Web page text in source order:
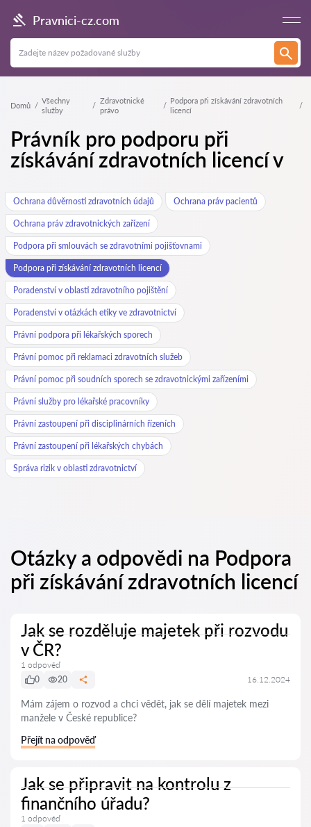
Pravnici-cz.com
Domů
Všechny
služby
Zdravotnické
právo
Podpora při získávání zdravotních
licencí
Právník pro podporu při
získávání zdravotních licencí v
Ochrana důvěrnosti zdravotních údajů Ochrana práv pacientů
Ochrana práv zdravotnických zařízení
Podpora při smlouvách se zdravotními pojišťovnami
Podpora při získávání zdravotních licencí
Poradenství v oblasti zdravotního pojištění
Poradenství v otázkách etiky ve zdravotnictví
Právní podpora při lékařských sporech
Právní pomoc při reklamaci zdravotních služeb
Právní pomoc při soudních sporech se zdravotnickými zařízeními
Právní služby pro lékařské pracovníky
Právní zastoupení při disciplinárních řízeních
Právní zastoupení při lékařských chybách
Správa rizik v oblasti zdravotnictví
Otázky a odpovědi na Podpora
při získávání zdravotních licencí
Jak se rozděluje majetek při rozvodu
v ČR?
1 odpověď
0
20 16.12.2024
Mám zájem o rozvod a chci vědět, jak se dělí majetek mezi
manžele v České republice?
Přejít na odpověď
Jak se připravit na kontrolu z
finančního úřadu?
1 odpověď